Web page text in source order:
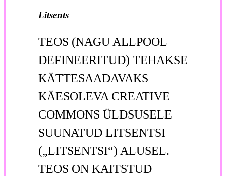
Litsents
TEOS (NAGU ALLPOOL
DEFINEERITUD) TEHAKSE
KÄTTESAADAVAKS
KÄESOLEVA CREATIVE
COMMONS ÜLDSUSELE
SUUNATUD LITSENTSI
(„LITSENTSI“) ALUSEL.
TEOS ON KAITSTUD